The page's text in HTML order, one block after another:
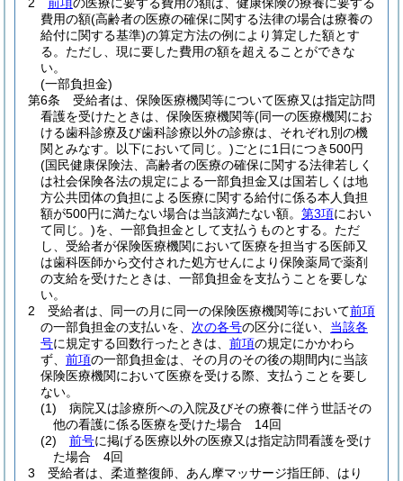
費用の額(高齢者の医療の確保に関する法律の場合は療養の
給付に関する基準)の算定方法の例により算定した額とす
る。 ただし、現に要した費用の額を超えることができな
い。
(一部負担金)
第6条
受給者は、保険医療機関等について医療又は指定訪問
看護を受けたときは、保険医療機関等(同一の医療機関にお
ける歯科診療及び歯科診療以外の診療は、それぞれ別の機
関とみなす。以下において同じ。)ごとに1日につき500円
(国民健康保険法、高齢者の医療の確保に関する法律若しく
は社会保険各法の規定による一部負担金又は国若しくは地
方公共団体の負担による医療に関する給付に係る本人負担
額が500円に満たない場合は当該満たない額。 第3項におい
て同じ。)を、一部負担金として支払うものとする。 ただ
し、受給者が保険医療機関において医療を担当する医師又
は歯科医師から交付された処方せんにより保険薬局で薬剤
の支給を受けたときは、一部負担金を支払うことを要しな
い。
2
受給者は、同一の月に同一の保険医療機関等において前項
の一部負担金の支払いを、 次の各号の区分に従い、 当該各
号に規定する回数行ったときは、 前項の規定にかかわら
ず、 前項の一部負担金は、その月のその後の期間内に当該
保険医療機関において医療を受ける際、支払うことを要し
ない。
(1)
病院又は診療所への入院及びその療養に伴う世話その
他の看護に係る医療を受けた場合 14回
(2)
前号に掲げる医療以外の医療又は指定訪問看護を受け
た場合 4回
3
受給者は、柔道整復師、あん摩マッサージ指圧師、はり